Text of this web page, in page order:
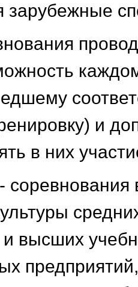
зарубежные
и
в них
соревнования
высших